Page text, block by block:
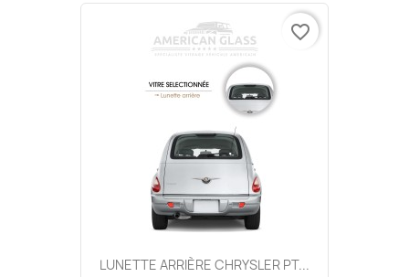
LUNETTE ARRIÈRE CHRYSLER PT...
favorite_border